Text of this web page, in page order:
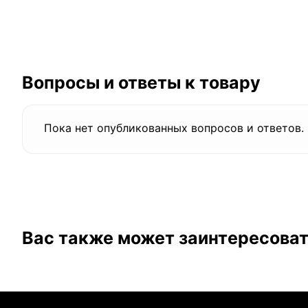
Вопросы и ответы к товару
Пока нет опубликованных вопросов и ответов.
Вас также может